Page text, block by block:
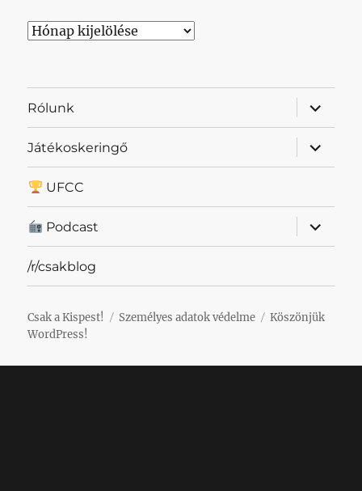
Archívum
Rólunk
almenü
Játékoskeringő
almenü
UFCC
Podcast
almenü
/r/csakblog
Csak a Kispest! Személyes adatok védelme
Köszönjük
WordPress!